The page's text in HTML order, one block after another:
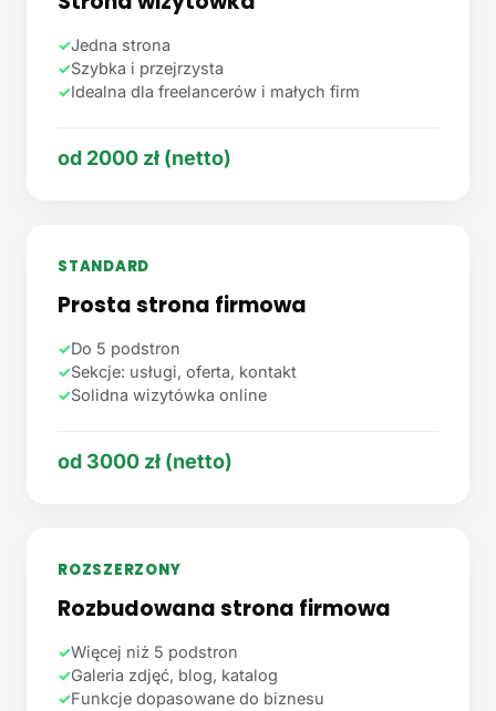
✓Jedna strona
✓Szybka i przejrzysta
✓Idealna dla freelancerów i małych firm
od 2000 zł (netto)
STANDARD
Prosta strona firmowa
✓Do 5 podstron
✓Sekcje: usługi, oferta, kontakt
✓Solidna wizytówka online
od 3000 zł (netto)
ROZSZERZONY
Rozbudowana strona firmowa
✓Więcej niż 5 podstron
✓Galeria zdjęć, blog, katalog
✓Funkcje dopasowane do biznesu